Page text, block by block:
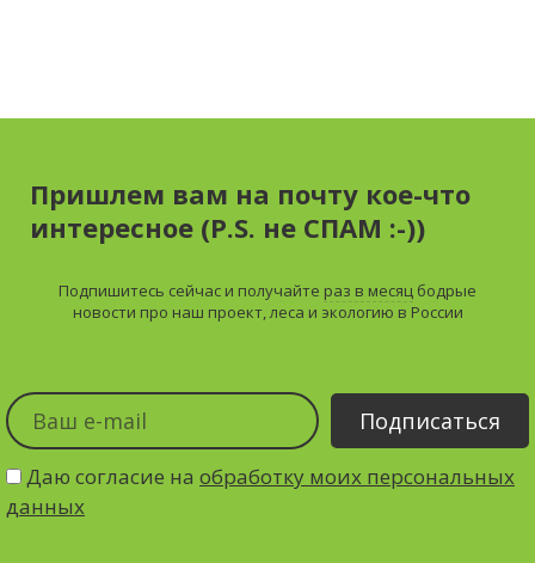
Пришлем вам на почту кое-что
интересное (P.S. не СПАМ :-))
Подпишитесь сейчас и получайте раз в месяц бодрые
новости про наш проект, леса и экологию в России
Даю согласие на обработку моих персональных
данных